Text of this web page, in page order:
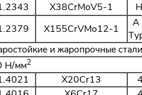
X38CrMoV5-1
X155CrVMo12-1
A
и жаропрочные
Н/мм2
X20Cr13